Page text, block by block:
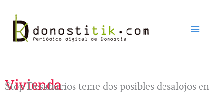
contenido
Vivienda
Stop Desahucios teme dos posibles desalojos en